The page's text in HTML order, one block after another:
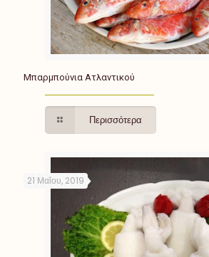
Μπαρμπούνια Ατλαντικού
Περισσότερα
21 Μαΐου, 2019